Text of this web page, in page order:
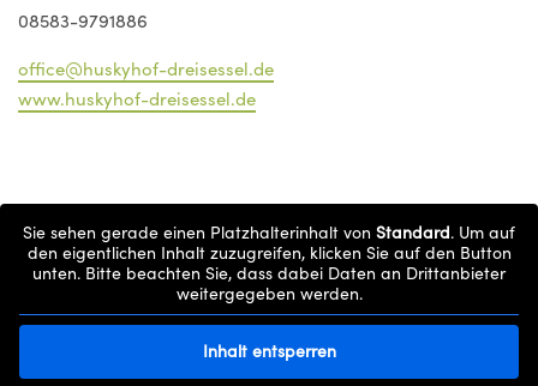
08583-9791886
office@huskyhof-dreisessel.de
www.huskyhof-dreisessel.de
Sie sehen gerade einen Platzhalterinhalt von Standard. Um auf
den eigentlichen Inhalt zuzugreifen, klicken Sie auf den Button
unten. Bitte beachten Sie, dass dabei Daten an Drittanbieter
weitergegeben werden.
Inhalt entsperren